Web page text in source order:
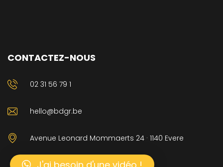
CONTACTEZ-NOUS
02 31 56 79 1
hello@bdgr.be
Avenue Leonard Mommaerts 24 · 1140 Evere
J'ai besoin d'une vidéo !